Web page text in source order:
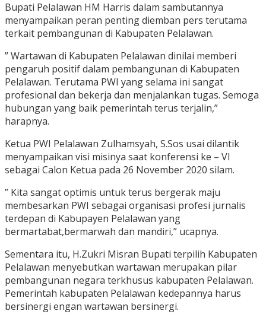
Bupati Pelalawan HM Harris dalam sambutannya
menyampaikan peran penting diemban pers terutama
terkait pembangunan di Kabupaten Pelalawan.
” Wartawan di Kabupaten Pelalawan dinilai memberi
pengaruh positif dalam pembangunan di Kabupaten
Pelalawan. Terutama PWI yang selama ini sangat
profesional dan bekerja dan menjalankan tugas. Semoga
hubungan yang baik pemerintah terus terjalin,”
harapnya.
Ketua PWI Pelalawan Zulhamsyah, S.Sos usai dilantik
menyampaikan visi misinya saat konferensi ke – VI
sebagai Calon Ketua pada 26 November 2020 silam.
” Kita sangat optimis untuk terus bergerak maju
membesarkan PWI sebagai organisasi profesi jurnalis
terdepan di Kabupayen Pelalawan yang
bermartabat,bermarwah dan mandiri,” ucapnya.
Sementara itu, H.Zukri Misran Bupati terpilih Kabupaten
Pelalawan menyebutkan wartawan merupakan pilar
pembangunan negara terkhusus kabupaten Pelalawan.
Pemerintah kabupaten Pelalawan kedepannya harus
bersinergi engan wartawan bersinergi.